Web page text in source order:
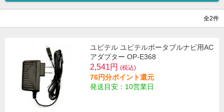
全2件
ユピテル ユピテルポータブルナビ用AC
アダプター OP-E368
2,541円 (税込)
76円分ポイント還元
発送目安：10営業日